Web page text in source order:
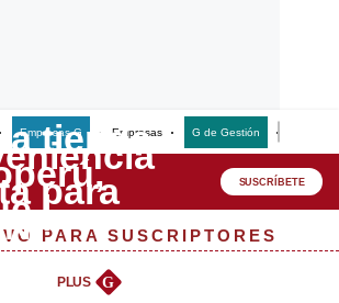
Empresas G Empresas G de Gestión
SUSCRÍBETE
PARA SUSCRIPTORES
PLUS G